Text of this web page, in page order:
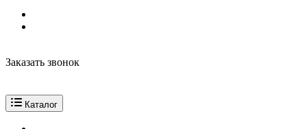
Заказать звонок
Каталог